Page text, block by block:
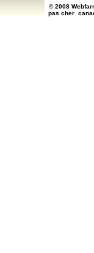
© 2008
pas cher